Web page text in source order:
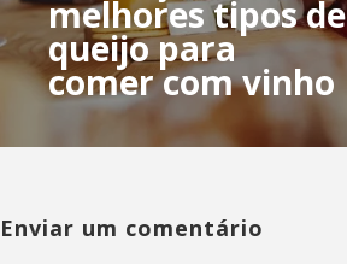
melhores tipos de
queijo para
comer com vinho
Enviar um comentário